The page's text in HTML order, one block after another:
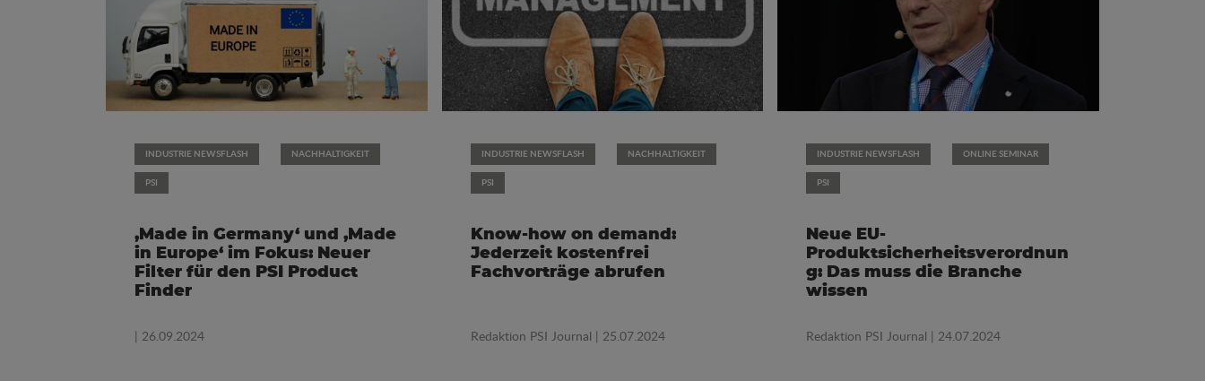
INDUSTRIE NEWSFLASH NACHHALTIGKEIT
PSI
‚Made in Germany‘ und ‚Made
in Europe‘ im Fokus: Neuer
Filter für den PSI Product
Finder
| 26.09.2024
INDUSTRIE NEWSFLASH NACHHALTIGKEIT
PSI
Know-how on demand:
Jederzeit kostenfrei
Fachvorträge abrufen
Redaktion PSI Journal | 25.07.2024
INDUSTRIE NEWSFLASH ONLINE SEMINAR
PSI
Neue EU-
Produktsicherheitsverordnun
g: Das muss die Branche
wissen
Redaktion PSI Journal | 24.07.2024